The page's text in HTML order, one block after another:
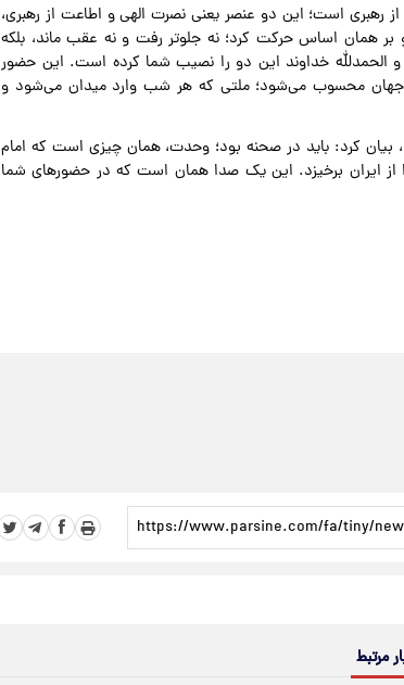
رهبری است؛ این دو عنصر یعنی نصرت الهی و اطاعت از رهبری،
همان اساس حرکت کرد؛ نه جلوتر رفت و نه عقب ماند، بلکه
خداوند این دو را نصیب شما کرده است. این حضور
در جهان محسوب می‌شود؛ ملتی که هر شب وارد میدان می‌شود و
کرد: باید در صحنه بود؛ وحدت، همان چیزی است که امام
از ایران برخیزد. این یک صدا همان است که در حضورهای شما
مرتبط